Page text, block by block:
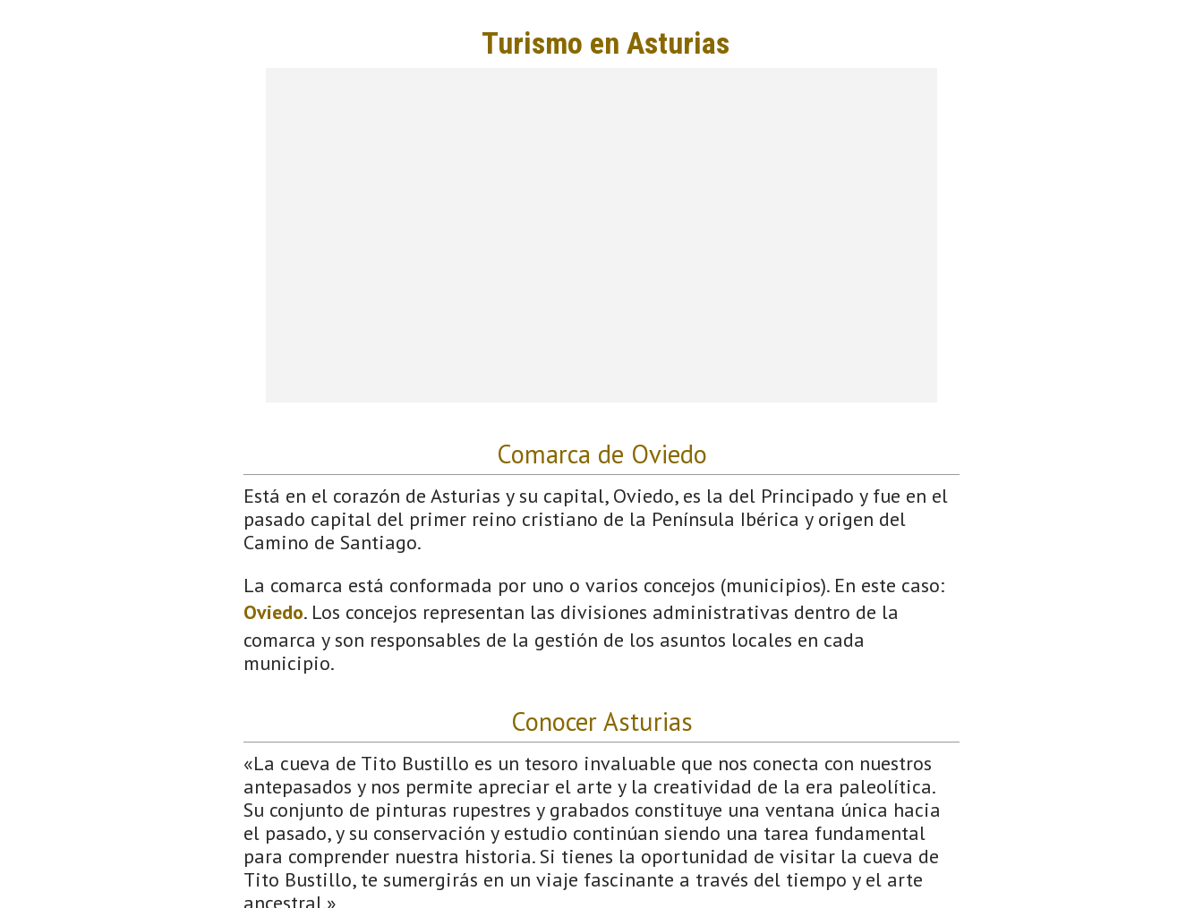
Comarca de Oviedo
Está en el corazón de Asturias y su capital, Oviedo, es la del Principado y fue en el
pasado capital del primer reino cristiano de la Península Ibérica y origen del
Camino de Santiago.
La comarca está conformada por uno o varios concejos (municipios). En este caso:
Oviedo. Los concejos representan las divisiones administrativas dentro de la
comarca y son responsables de la gestión de los asuntos locales en cada
municipio.
Conocer Asturias
«La cueva de Tito Bustillo es un tesoro invaluable que nos conecta con nuestros
antepasados y nos permite apreciar el arte y la creatividad de la era paleolítica.
Su conjunto de pinturas rupestres y grabados constituye una ventana única hacia
el pasado, y su conservación y estudio continúan siendo una tarea fundamental
para comprender nuestra historia. Si tienes la oportunidad de visitar la cueva de
Tito Bustillo, te sumergirás en un viaje fascinante a través del tiempo y el arte
ancestral.»